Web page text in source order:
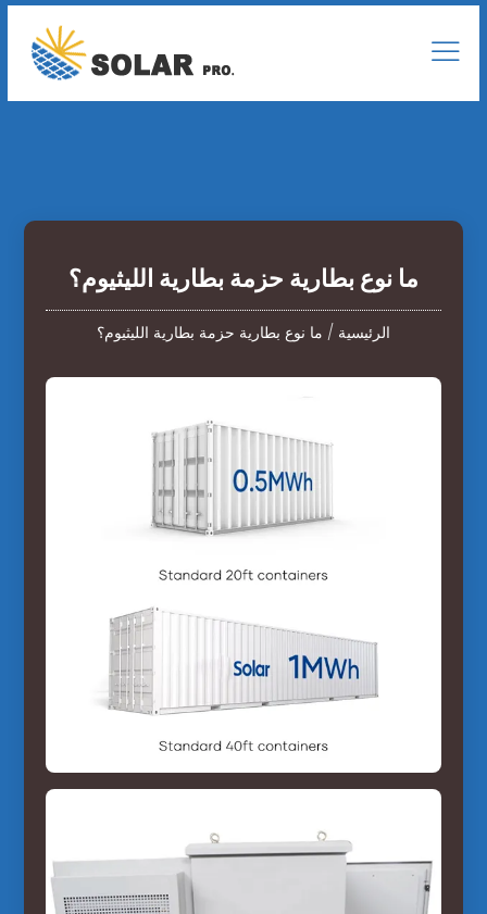
ما نوع بطارية حزمة بطارية الليثيوم؟
الرئيسية / ما نوع بطارية حزمة بطارية الليثيوم؟